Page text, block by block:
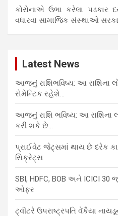
કોરોનાએ ઉભા કરેલા પડકાર
વધારવા સામાજિક સંસ્થાઓ
Latest News
આજનું રાશિભવિષ્ય: આ રાશિના
રોમેન્ટિક રહેશે…
આજનું રાશિ ભવિષ્ય: આ રાશિના
કરી શકે છે…
પ્રાઈવેટ જેટ્સમાં થાય છે દરેક
સિક્રેટ્સ
SBI, HDFC, BOB અને ICICI
ઓફર
ટ્વીટરે ઉપરાષ્ટ્રપતિ વેંકૈયા